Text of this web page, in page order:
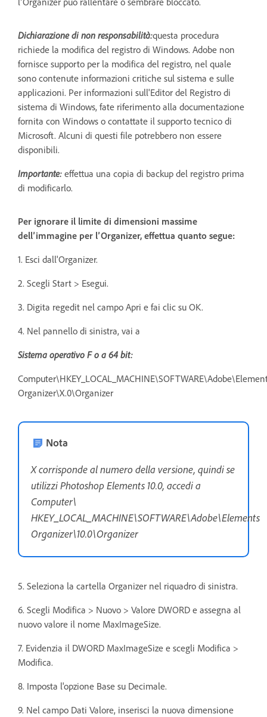
Dichiarazione di non responsabilità:questa procedura
richiede la modifica del registro di Windows. Adobe non
fornisce supporto per la modifica del registro, nel quale
sono contenute informazioni critiche sul sistema e sulle
applicazioni. Per informazioni sull'Editor del Registro di
sistema di Windows, fate riferimento alla documentazione
fornita con Windows o contattate il supporto tecnico di
Microsoft. Alcuni di questi file potrebbero non essere
disponibili.
Importante: effettua una copia di backup del registro prima
di modificarlo.
Per ignorare il limite di dimensioni massime
dell’immagine per l’Organizer, effettua quanto segue:
1. Esci dall'Organizer.
2. Scegli Start > Esegui.
3. Digita regedit nel campo Apri e fai clic su OK.
4. Nel pannello di sinistra, vai a
Sistema operativo Fo a 64 bit:
Organizer\X.0\Organizer
Nota
X corrisponde al numero della versione, quindi se
utilizzi Photoshop Elements 10.0, accedi a
Computer\
HKEY_LOCAL_MACHINE\SOFTWARE\Adobe\Elements
Organizer\10.0\Organizer
5. Seleziona la cartella Organizer nel riquadro di sinistra.
6. Scegli Modifica > Nuovo > Valore DWORD e assegna al
nuovo valore il nome MaxImageSize.
7. Evidenzia il DWORD MaxImageSize e scegli Modifica >
Modifica.
8. Imposta l'opzione Base su Decimale.
9. Nel campo Dati Valore, inserisci la nuova dimensione